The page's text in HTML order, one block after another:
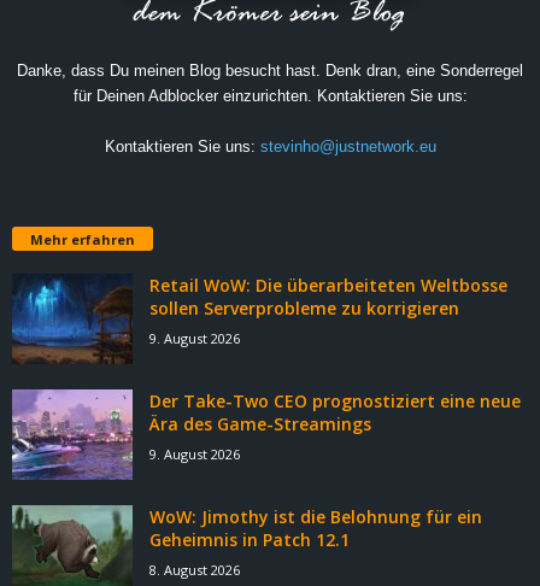
Danke, dass Du meinen Blog besucht hast. Denk dran, eine Sonderregel
für Deinen Adblocker einzurichten. Kontaktieren Sie uns:
Kontaktieren Sie uns: stevinho@justnetwork.eu
Mehr erfahren
Retail WoW: Die überarbeiteten Weltbosse
sollen Serverprobleme zu korrigieren
9. August 2026
Der Take-Two CEO prognostiziert eine neue
Ära des Game-Streamings
9. August 2026
WoW: Jimothy ist die Belohnung für ein
Geheimnis in Patch 12.1
8. August 2026